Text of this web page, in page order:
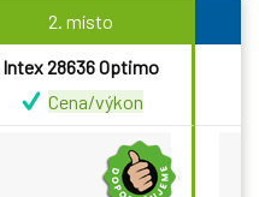
2. místo
Intex 28636 Optimo
Cena/výkon